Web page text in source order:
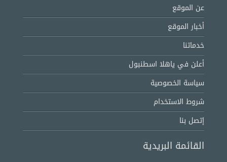
عن الموقع
أخبار الموقع
خدماتنا
أعلن في ياهلا اسطنبول
سياسة الخصوصية
شروط الاستخدام
إتصل بنا
القائمة البريدية